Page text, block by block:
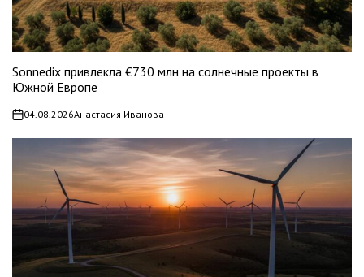
Sonnedix привлекла €730 млн на солнечные проекты в
Южной Европе
on04.08.2026Анастасия Иванова